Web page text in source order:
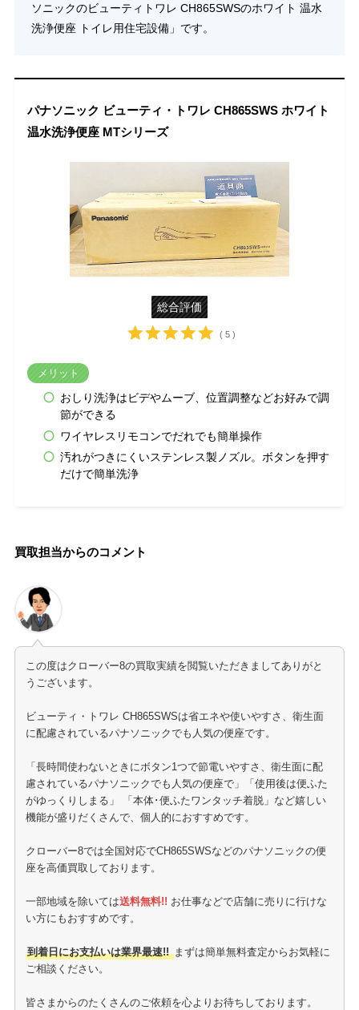
ソニックのビューティトワレ CH865SWSのホワイト 温水
洗浄便座 トイレ用住宅設備」です。
パナソニック ビューティ・トワレ CH865SWS ホワイト
温水洗浄便座 MTシリーズ
総合評価
( 5 )
メリット
おしり洗浄はビデやムーブ、位置調整などお好みで調
節ができる
ワイヤレスリモコンでだれでも簡単操作
汚れがつきにくいステンレス製ノズル。ボタンを押す
だけで簡単洗浄
買取担当からのコメント
この度はクローバー8の買取実績を閲覧いただきましてありがと
うございます。
ビューティ・トワレ CH865SWSは省エネや使いやすさ、衛生面
に配慮されているパナソニックでも人気の便座です。
「長時間使わないときにボタン1つで節電いやすさ、衛生面に配
慮されているパナソニックでも人気の便座で」「使用後は便ふた
がゆっくりしまる」 「本体･便ふたワンタッチ着脱」など嬉しい
機能が盛りだくさんで、個人的におすすめです。
クローバー8では全国対応でCH865SWSなどのパナソニックの便
座を高価買取しております。
一部地域を除いては送料無料!! お仕事などで店舗に売りに行けな
い方にもおすすめです。
到着日にお支払いは業界最速!! まずは簡単無料査定からお気軽に
ご相談ください。
皆さまからのたくさんのご依頼を心よりお待ちしております。